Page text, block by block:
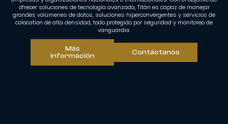
ofrecer soluciones de tecnología avanzada, Titán es capaz de manejar
grandes volúmenes de datos, soluciones hiperconvergentes y servicios de
colocation de alta densidad, todo protegido por seguridad y monitoreo de
vanguardia.
Más
información
Contáctanos